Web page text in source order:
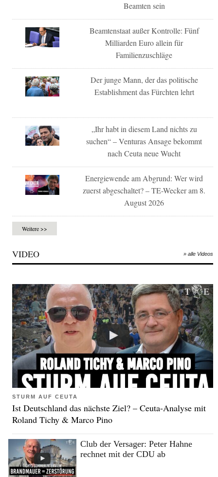
Beamten sein
Beamtenstaat außer Kontrolle: Fünf
Milliarden Euro allein für
Familienzuschläge
Der junge Mann, der das politische
Establishment das Fürchten lehrt
„Ihr habt in diesem Land nichts zu
suchen“ – Venturas Ansage bekommt
nach Ceuta neue Wucht
Energiewende am Abgrund: Wer wird
zuerst abgeschaltet? – TE-Wecker am 8.
August 2026
Weitere >>
VIDEO » alle Videos
STURM AUF CEUTA
Ist Deutschland das nächste Ziel? – Ceuta-Analyse mit
Roland Tichy & Marco Pino
Club der Versager: Peter Hahne
rechnet mit der CDU ab